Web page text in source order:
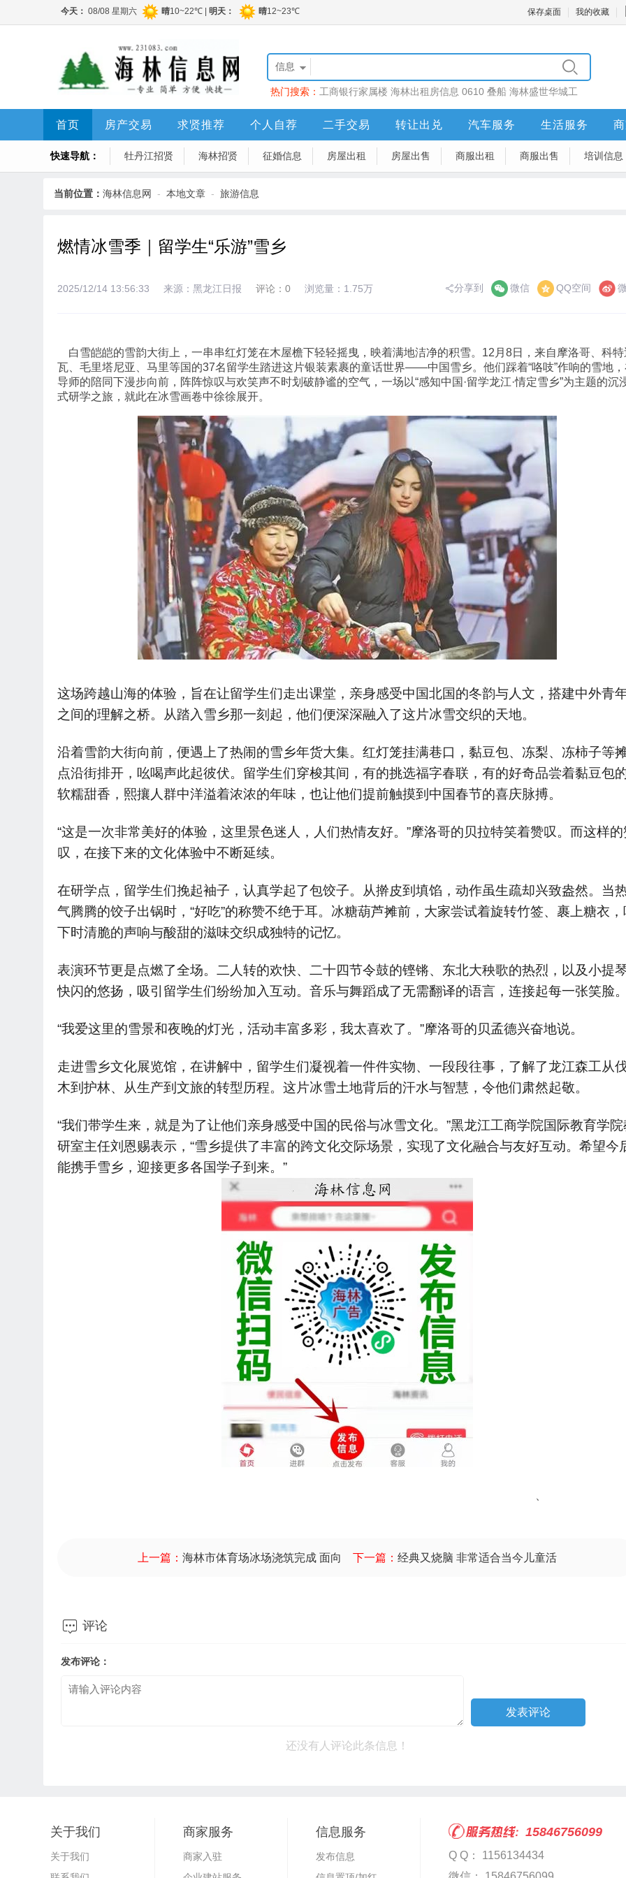
保存桌面 我的收藏
信息
热门搜索： 工商银行家属楼 海林出租房信息 0610 叠船 海林盛世华城工
程顶账房
首页 房产交易 求贤推荐 个人自荐 二手交易 转让出兑 汽车服务 生活服务
快速导航： 牡丹江招贤 海林招贤 征婚信息 房屋出租 房屋出售 商服出租 商服出售 培训信息
当前位置： 海林信息网 - 本地文章 - 旅游信息
燃情冰雪季｜留学生“乐游”雪乡
2025/12/14 13:56:33 来源：黑龙江日报 评论：0 浏览量：1.75万 分享到 微信 QQ空间
白雪皑皑的雪韵大街上，一串串红灯笼在木屋檐下轻轻摇曳，映着满地洁净的积雪。12月8日，来自摩洛哥、科特
瓦、毛里塔尼亚、马里等国的37名留学生踏进这片银装素裹的童话世界——中国雪乡。他们踩着“咯吱”作响的雪地，
导师的陪同下漫步向前，阵阵惊叹与欢笑声不时划破静谧的空气，一场以“感知中国·留学龙江·情定雪乡”为主题的沉
式研学之旅，就此在冰雪画卷中徐徐展开。
这场跨越山海的体验，旨在让留学生们走出课堂，亲身感受中国北国的冬韵与人文，搭建中外青
之间的理解之桥。从踏入雪乡那一刻起，他们便深深融入了这片冰雪交织的天地。
沿着雪韵大街向前，便遇上了热闹的雪乡年货大集。红灯笼挂满巷口，黏豆包、冻梨、冻柿子等
点沿街排开，吆喝声此起彼伏。留学生们穿梭其间，有的挑选福字春联，有的好奇品尝着黏豆包
软糯甜香，熙攘人群中洋溢着浓浓的年味，也让他们提前触摸到中国春节的喜庆脉搏。
“这是一次非常美好的体验，这里景色迷人，人们热情友好。”摩洛哥的贝拉特笑着赞叹。而这样的
叹，在接下来的文化体验中不断延续。
在研学点，留学生们挽起袖子，认真学起了包饺子。从擀皮到填馅，动作虽生疏却兴致盎然。当
气腾腾的饺子出锅时，“好吃”的称赞不绝于耳。冰糖葫芦摊前，大家尝试着旋转竹签、裹上糖衣，
下时清脆的声响与酸甜的滋味交织成独特的记忆。
表演环节更是点燃了全场。二人转的欢快、二十四节令鼓的铿锵、东北大秧歌的热烈，以及小提
快闪的悠扬，吸引留学生们纷纷加入互动。音乐与舞蹈成了无需翻译的语言，连接起每一张笑脸。
“我爱这里的雪景和夜晚的灯光，活动丰富多彩，我太喜欢了。”摩洛哥的贝孟德兴奋地说。
走进雪乡文化展览馆，在讲解中，留学生们凝视着一件件实物、一段段往事，了解了龙江森工从
木到护林、从生产到文旅的转型历程。这片冰雪土地背后的汗水与智慧，令他们肃然起敬。
“我们带学生来，就是为了让他们亲身感受中国的民俗与冰雪文化。”黑龙江工商学院国际教育学院
研室主任刘恩赐表示，“雪乡提供了丰富的跨文化交际场景，实现了文化融合与友好互动。希望今
能携手雪乡，迎接更多各国学子到来。”
上一篇： 海林市体育场冰场浇筑完成 面向 下一篇： 经典又烧脑 非常适合当今儿童活
 评论
发布评论：
还没有人评论此条信息！
关于我们
关于我们
商家服务
商家入驻
信息服务
发布信息
15846756099
Q Q： 1156134434